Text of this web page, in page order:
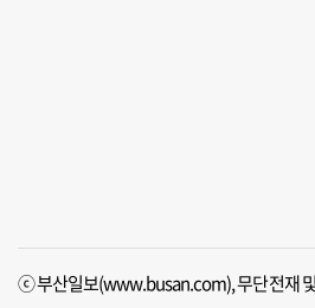
ⓒ 부산일보(www.busan.com), 무단전재